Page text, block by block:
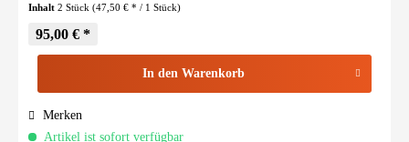
Inhalt 2 Stück (47,50 € * / 1 Stück)
95,00 € *
In den Warenkorb
Merken
Artikel ist sofort verfügbar